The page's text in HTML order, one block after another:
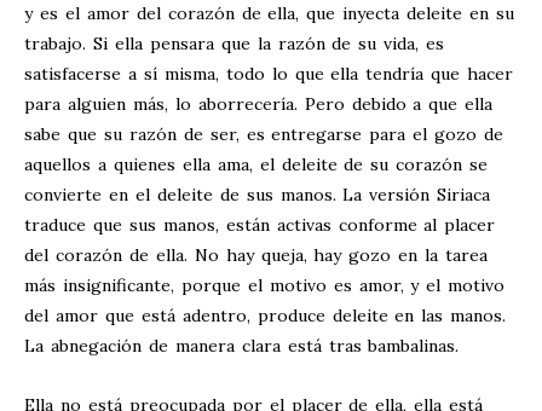
y es el amor del corazón de ella, que inyecta deleite en su
trabajo. Si ella pensara que la razón de su vida, es
satisfacerse a sí misma, todo lo que ella tendría que hacer
para alguien más, lo aborrecería. Pero debido a que ella
sabe que su razón de ser, es entregarse para el gozo de
aquellos a quienes ella ama, el deleite de su corazón se
convierte en el deleite de sus manos. La versión Siriaca
traduce que sus manos, están activas conforme al placer
del corazón de ella. No hay queja, hay gozo en la tarea
más insignificante, porque el motivo es amor, y el motivo
del amor que está adentro, produce deleite en las manos.
La abnegación de manera clara está tras bambalinas.
Ella no está preocupada por el placer de ella, ella está